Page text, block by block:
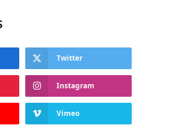
Twitter
Instagram
Vimeo